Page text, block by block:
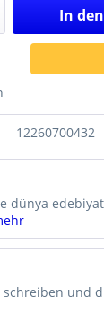
In den
12260700432
dünya
schreiben und